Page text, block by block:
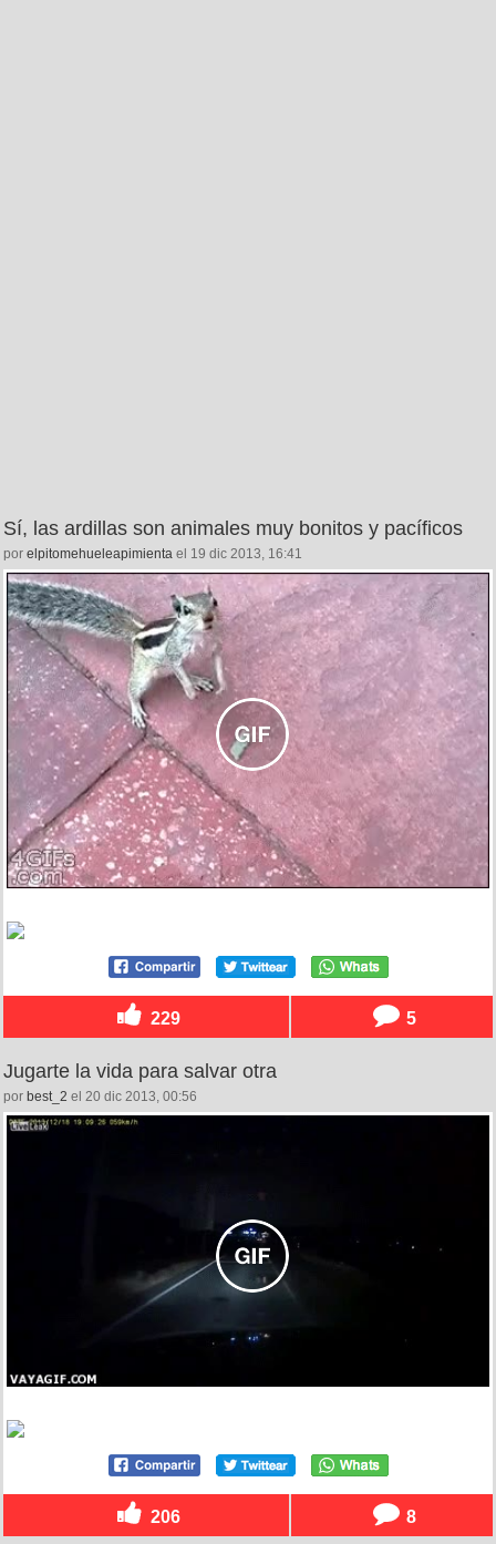
Sí, las ardillas son animales muy bonitos y pacíficos
por elpitomehueleapimienta el 19 dic 2013, 16:41
229 5
Jugarte la vida para salvar otra
por best_2 el 20 dic 2013, 00:56
206 8